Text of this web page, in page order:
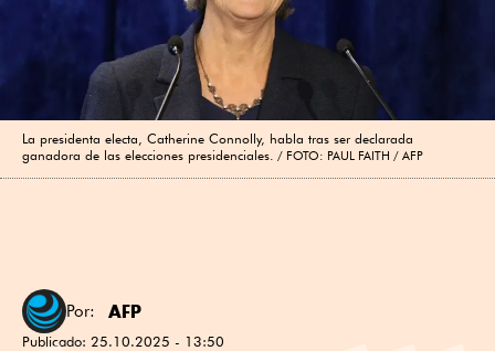
La presidenta electa, Catherine Connolly, habla tras ser declarada
ganadora de las elecciones presidenciales.
FOTO: PAUL FAITH / AFP
Por: AFP
Publicado: 25.10.2025 - 13:50